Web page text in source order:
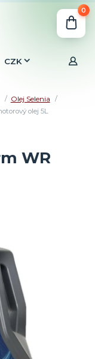
CZK
0
Olej Selenia
olej 5L
WR